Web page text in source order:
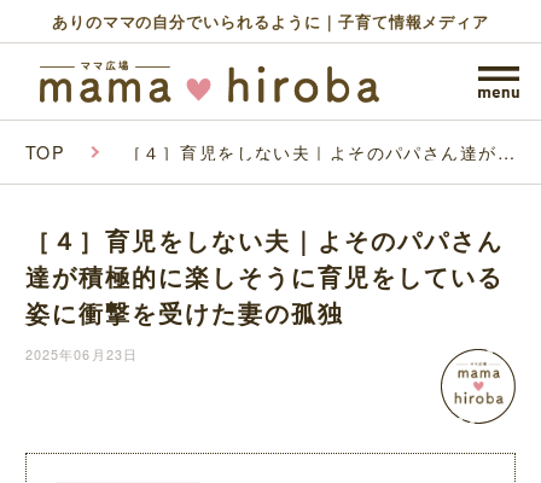
ありのママの自分でいられるように｜子育て情報メディア
TOP ［４］育児をしない夫｜よそのパパさん達が積
けた妻の孤独
［４］育児をしない夫｜よそのパパさん
達が積極的に楽しそうに育児をしている
姿に衝撃を受けた妻の孤独
2025年06月23日